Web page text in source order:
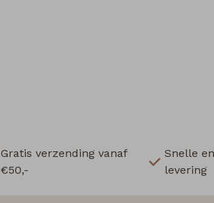
Gratis verzending vanaf
€50,-
Snelle
levering